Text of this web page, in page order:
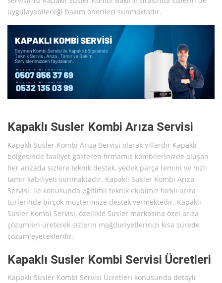
uygulayabileceği bakım önerileri sunmaktadır.
Kapaklı Susler Kombi Arıza Servisi
Kapaklı Susler Kombi Arıza Servisi olarak yıllardır Kapaklı
bölgesinde faaliyet gösteren firmamız kombilerinizde oluşan
her arızada sizlere teknik destek, yedek parça temini ve hızlı
tamir kabiliyeti sunmaktadır. Kapaklı Susler Kombi Arıza
Servisi ile konusunda eğitimli teknik ekibimiz farklı arıza
türlerinde birçok müşterimize destek vermektedir. Kapaklı
Susler Kombi Servisi, özellikle Susler markasına özel arıza
çözümleri üreterek sizlerin mağduriyetlerinizi kısa sürede
çözümleyeceklerdir.
Kapaklı Susler Kombi Servisi Ücretleri
Kapaklı Susler Kombi Servisi Ücretleri konusunda detaylı